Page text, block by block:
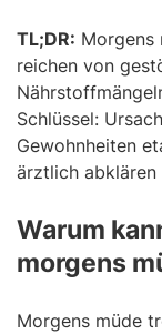
TL;DR: Morgens
reichen von
Schlüssel:
Gewohnheiten
ärztlich abklären
Warum
morgens
Morgens müde